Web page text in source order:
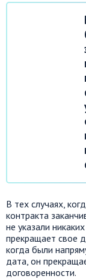
В тех случаях,
контракта
не указали
прекращает свое
когда были
дата, он
договоренности.